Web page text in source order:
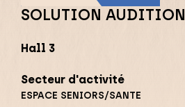
SOLUTION AUDITION
Hall 3
Secteur d'activité
ESPACE SENIORS/SANTE